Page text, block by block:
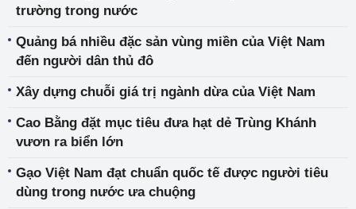
trường trong nước
Quảng bá nhiều đặc sản vùng miền của Việt Nam
đến người dân thủ đô
Xây dựng chuỗi giá trị ngành dừa của Việt Nam
Cao Bằng đặt mục tiêu đưa hạt dẻ Trùng Khánh
vươn ra biển lớn
Gạo Việt Nam đạt chuẩn quốc tế được người tiêu
dùng trong nước ưa chuộng